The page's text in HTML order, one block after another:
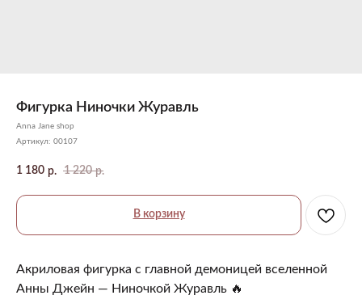
Фигурка Ниночки Журавль
Anna Jane shop
Артикул: 00107
1 180 р. 1 220 р.
В корзину
Акриловая фигурка с главной демоницей вселенной
Анны Джейн — Ниночкой Журавль 🔥